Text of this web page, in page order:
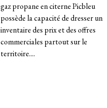
gaz propane en citerne Picbleu
possède la capacité de dresser un
inventaire des prix et des offres
commerciales partout sur le
territoire....